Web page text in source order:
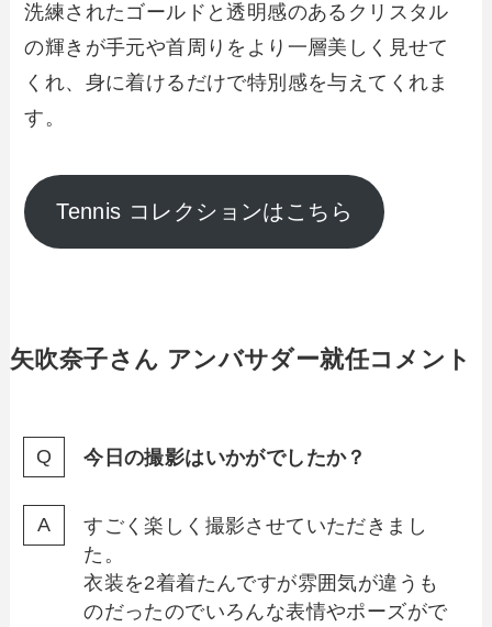
洗練されたゴールドと透明感のあるクリスタル
の輝きが手元や首周りをより一層美しく見せて
くれ、身に着けるだけで特別感を与えてくれま
す。
Tennis コレクションはこちら
矢吹奈子さん アンバサダー就任コメント
今日の撮影はいかがでしたか？
すごく楽しく撮影させていただきまし
た。
衣装を2着着たんですが雰囲気が違うも
のだったのでいろんな表情やポーズがで